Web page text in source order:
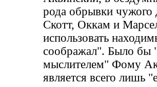
рода обрывки чужого
Скотт, Оккам и
использовать
соображал". Было бы
мыслителем" Фому
является всего лишь